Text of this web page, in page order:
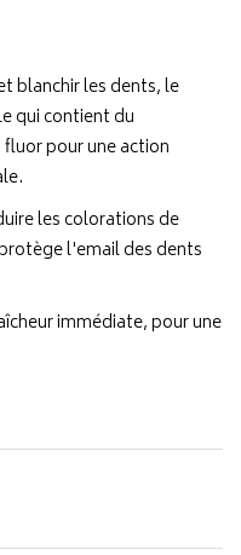
blanchir les dents, le
qui contient du
pour une action
les colorations de
l'email des dents
immédiate, pour une